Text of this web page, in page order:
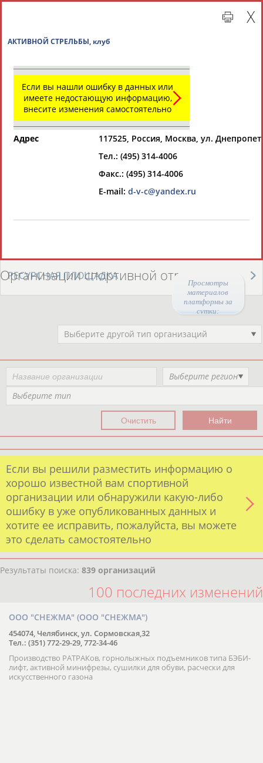
Просмотры
материалов
платформы за
сутки:
Организации спортивной отрасли
СВОДНЫЕ ИНДЕКСЫ
РЕСУРСНАЯ ПЛОЩАДКА
Организации спортивной отрасли
Выберите другой тип организаций
Выберите регион
Выберите тип
Если вы решили разместить информацию о
хорошо известной вам спортивной
организации или обнаружили какую-либо
ошибку в уже опубликованных данных и
хотите ее исправить, пожалуйста, вы можете
это сделать самостоятельно
Результаты поиска: 839 организаций
100 последних изменений
ООО "СНЕЖМА" (ООО "СНЕЖМА")
454074, Челябинск, ул. Сормовская,32
Тел.: (351) 772-29-29, 772-34-46
Производство РАТРАКов, горнолыжных подъемников типа БЭБИ-
лифт, активной минифрезы, сушилки для обуви, расчески для
искусственного газона
Если вы нашли ошибку в данных или
имеете недостающую информацию,
внесите изменения самостоятельно
Адрес
117525, Россия, Москва, ул.
Тел.: (495) 314-4006
Факс.: (495) 314-4006
E-mail: d-v-c@yandex.ru